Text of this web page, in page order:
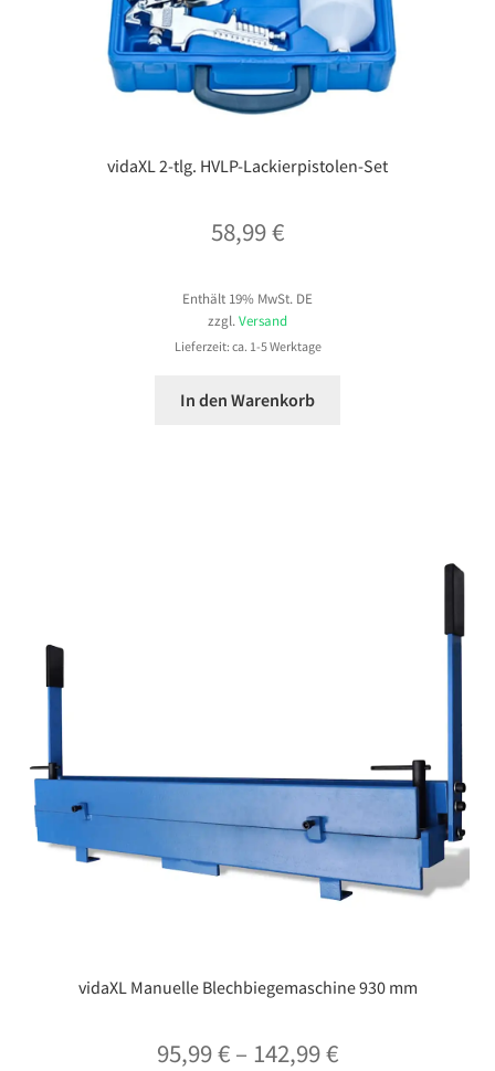
vidaXL 2-tlg. HVLP-Lackierpistolen-Set
58,99€
Enthält 19% MwSt. DE
zzgl.Versand
Lieferzeit: ca. 1-5 Werktage
In den Warenkorb
vidaXL Manuelle Blechbiegemaschine 930 mm
95,99€ – 142,99€Preisspanne: